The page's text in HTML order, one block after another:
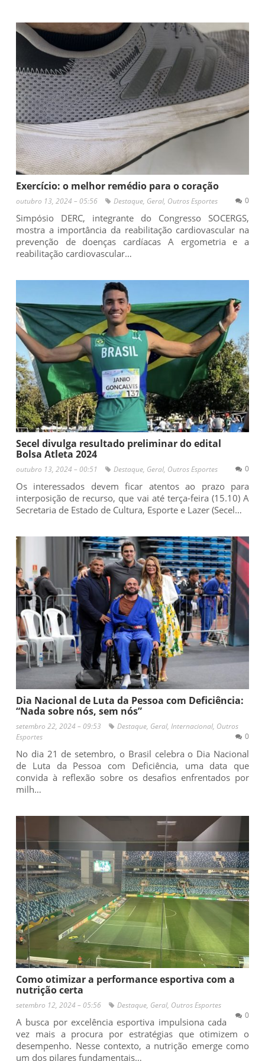
Exercício: o melhor remédio para o coração
outubro 13, 2024 – 05:56 Destaque, Geral, Outros Esportes 0
Simpósio DERC, integrante do Congresso SOCERGS,
mostra a importância da reabilitação cardiovascular na
prevenção de doenças cardíacas A ergometria e a
reabilitação cardiovascular…
Secel divulga resultado preliminar do edital
Bolsa Atleta 2024
outubro 13, 2024 – 00:51 Destaque, Geral, Outros Esportes 0
Os interessados devem ficar atentos ao prazo para
interposição de recurso, que vai até terça-feira (15.10) A
Secretaria de Estado de Cultura, Esporte e Lazer (Secel…
Dia Nacional de Luta da Pessoa com Deficiência:
“Nada sobre nós, sem nós”
setembro 22, 2024 – 09:53 Destaque, Geral, Internacional, Outros
Esportes
0
No dia 21 de setembro, o Brasil celebra o Dia Nacional
de Luta da Pessoa com Deficiência, uma data que
convida à reflexão sobre os desafios enfrentados por
milh…
Como otimizar a performance esportiva com a
nutrição certa
setembro 12, 2024 – 05:56 Destaque, Geral, Outros Esportes
0
A busca por excelência esportiva impulsiona cada
vez mais a procura por estratégias que otimizem o
desempenho. Nesse contexto, a nutrição emerge como
um dos pilares fundamentais…